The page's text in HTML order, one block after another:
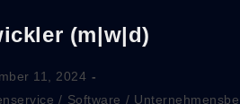
(m|w|d)
11, 2024
/ Software /